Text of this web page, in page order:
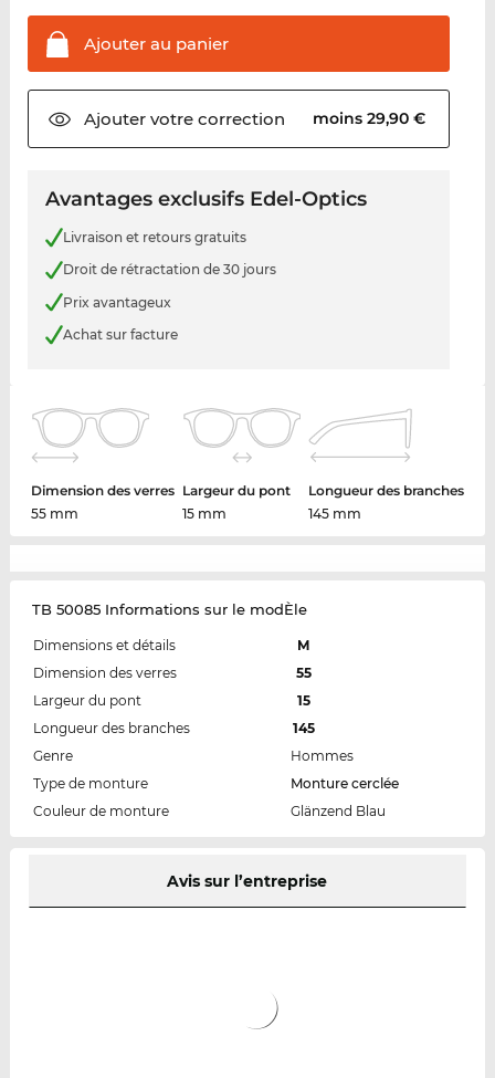
Ajouter au panier
Ajouter votrecorrection moins 29,90 €
Avantages exclusifs Edel-Optics
Livraison et retours gratuits
Droit de rétractation de 30 jours
Prix avantageux
Achat sur facture
Dimension des verres
55 mm
Largeur du pont
15 mm
Longueur des branches
145 mm
TB 50085 Informations sur le modÈle
Dimensions et détails
M
Dimension des verres
55
Largeur du pont
15
Longueur des branches
145
Genre
Hommes
Type de monture
Monture cerclée
Couleur de monture
Glänzend Blau
Avis sur l’entreprise